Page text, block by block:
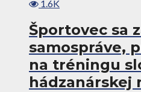
1.6K
Športovec sa
samospráve,
na tréningu
hádzanárskej